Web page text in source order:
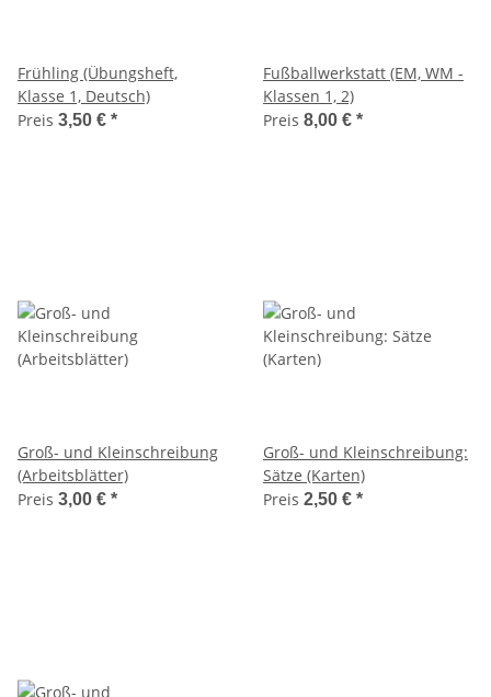
Frühling (Übungsheft,
Klasse 1, Deutsch)
Preis 3,50 € *
Fußballwerkstatt (EM, WM -
Klassen 1, 2)
Preis 8,00 € *
Groß- und Kleinschreibung
(Arbeitsblätter)
Preis 3,00 € *
Groß- und Kleinschreibung:
Sätze (Karten)
Preis 2,50 € *